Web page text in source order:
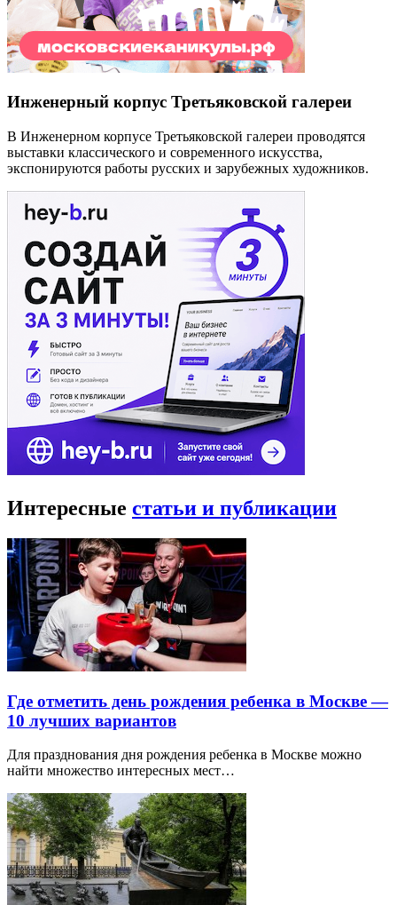
Инженерный корпус Третьяковской галереи
В Инженерном корпусе Третьяковской галереи проводятся
выставки классического и современного искусства,
экспонируются работы русских и зарубежных художников.
Интересные статьи и публикации
Где отметить день рождения ребенка в Москве —
10 лучших вариантов
Для празднования дня рождения ребенка в Москве можно
найти множество интересных мест…